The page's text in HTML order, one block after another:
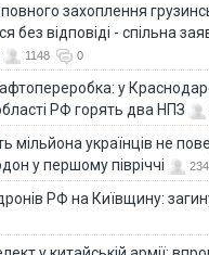
захоплення
без відповіді - спільна
1148 0
у
РФ горять два НПЗ
мільйона українців не
у першому півріччі
234
РФ на Київщину: